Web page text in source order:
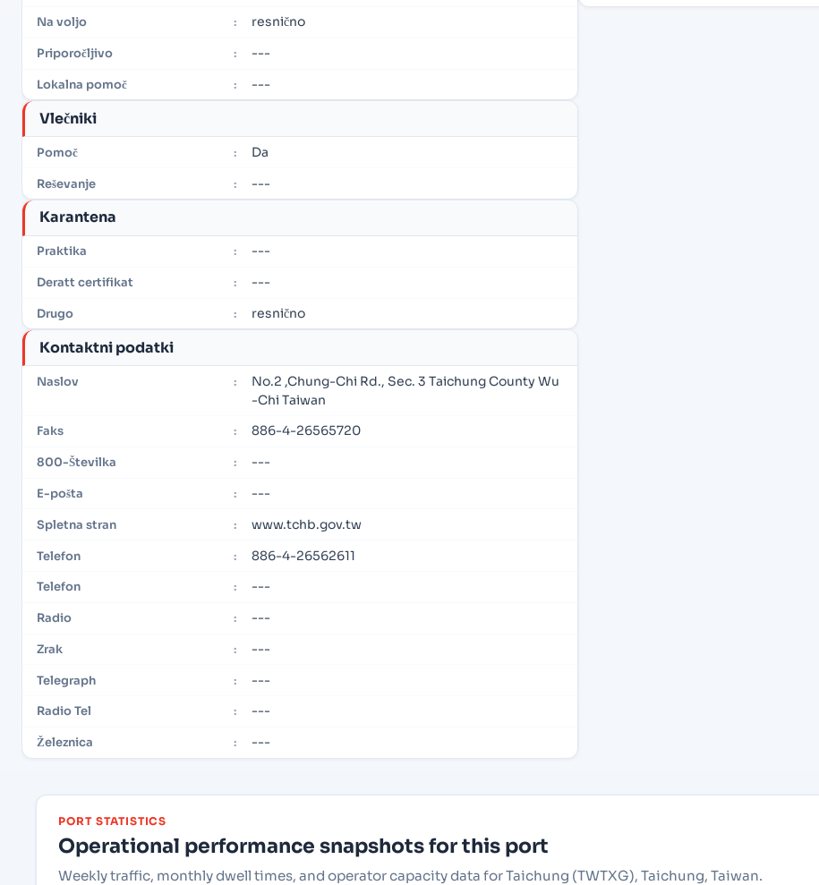
Na voljo : resnično
Priporočljivo : ---
Lokalna pomoč : ---
Vlečniki
Pomoč : Da
Reševanje : ---
Karantena
Praktika : ---
Deratt certifikat : ---
Drugo : resnično
Kontaktni podatki
Naslov :
No.2 ,Chung-Chi Rd., Sec. 3 Taichung County Wu
-Chi Taiwan
Faks : 886-4-26565720
800-Številka : ---
E-pošta : ---
Spletna stran : www.tchb.gov.tw
Telefon : 886-4-26562611
Telefon : ---
Radio : ---
Zrak : ---
Telegraph : ---
Radio Tel : ---
Železnica : ---
PORT STATISTICS
Operational performance snapshots for this port
Weekly traffic, monthly dwell times, and operator capacity data for Taichung (TWTXG), Taichung, Taiwan.